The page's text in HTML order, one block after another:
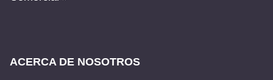
ACERCA DE NOSOTROS